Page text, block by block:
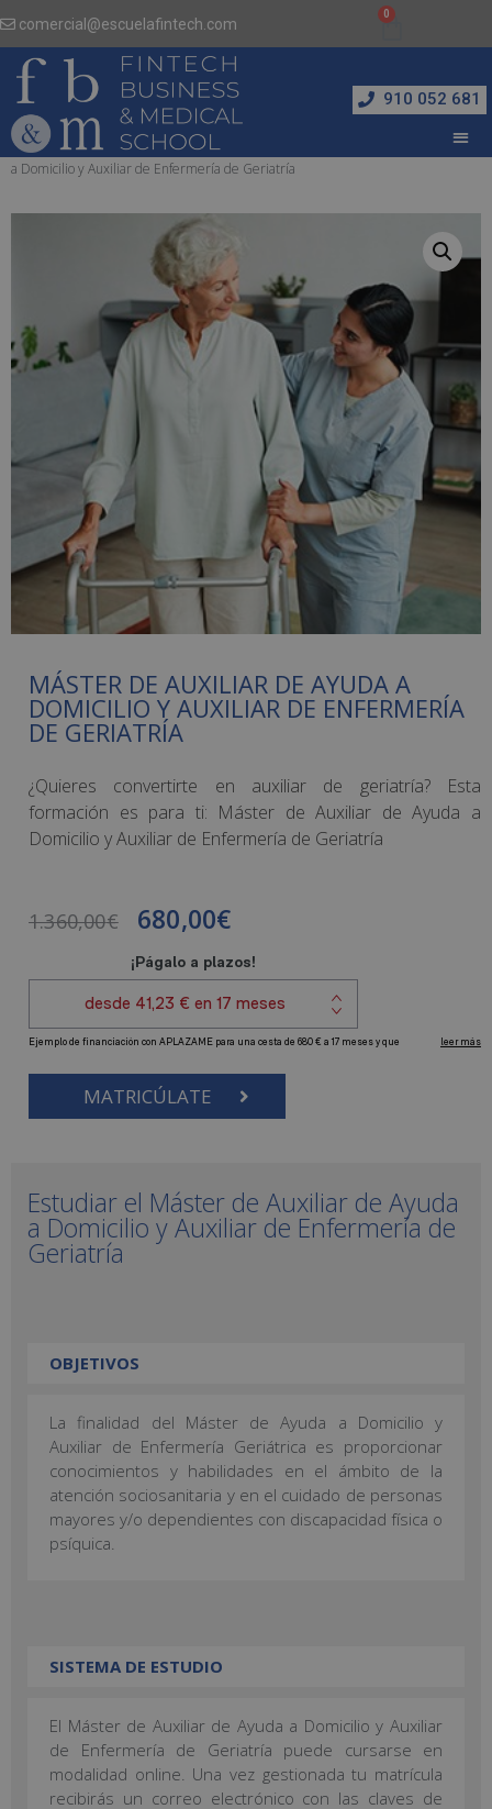
comercial@escuelafintech.com
910 052 681
Inicio/ Salud, Industria Farmacéutica y Veterinaria
/ Máster de Auxiliar de Ayuda
a Domicilio y Auxiliar de Enfermería de Geriatría
MÁSTER DE AUXILIAR DE AYUDA A
DOMICILIO Y AUXILIAR DE ENFERMERÍA
DE GERIATRÍA
¿Quieres convertirte en auxiliar de geriatría? Esta
formación es para ti: Máster de Auxiliar de Ayuda a
Domicilio y Auxiliar de Enfermería de Geriatría
1.360,00€ 680,00€
MATRICÚLATE
Estudiar el Máster de Auxiliar de Ayuda
a Domicilio y Auxiliar de Enfermería de
Geriatría
OBJETIVOS
La finalidad del Máster de Ayuda a Domicilio y
Auxiliar de Enfermería Geriátrica es proporcionar
conocimientos y habilidades en el ámbito de la
atención sociosanitaria y en el cuidado de personas
mayores y/o dependientes con discapacidad física o
psíquica.
SISTEMA DE ESTUDIO
El Máster de Auxiliar de Ayuda a Domicilio y Auxiliar
de Enfermería de Geriatría puede cursarse en
modalidad online. Una vez gestionada tu matrícula
recibirás un correo electrónico con las claves de